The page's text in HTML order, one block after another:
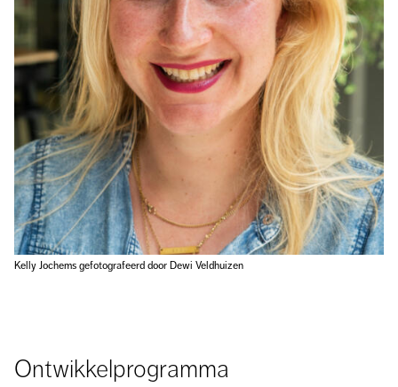
Kelly Jochems gefotografeerd door Dewi Veldhuizen
Ontwikkelprogramma